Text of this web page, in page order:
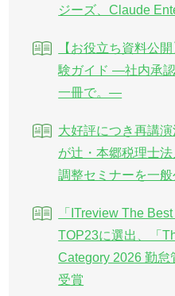
ジーズ、Claude
【お役立ち資料公
験ガイド ―社内承
一冊で。―
大好評につき再講演
が辻・本郷税理士
調整セミナーを一
「ITreview The
TOP23に選出、「
Category 2026 勤怠
受賞